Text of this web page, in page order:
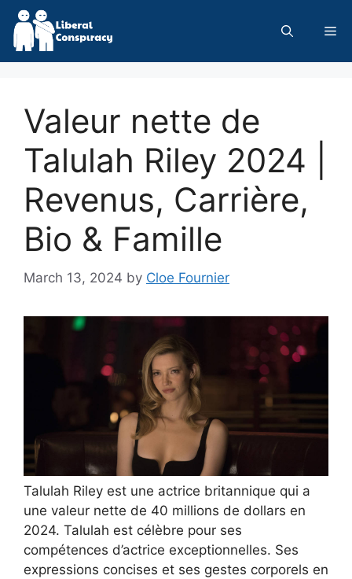
Skip
content
Valeur nette de
Talulah Riley 2024 |
Revenus, Carrière,
Bio & Famille
March 13, 2024 by Cloe Fournier
Talulah Riley est une actrice britannique qui a
une valeur nette de 40 millions de dollars en
2024. Talulah est célèbre pour ses
compétences d’actrice exceptionnelles. Ses
expressions concises et ses gestes corporels en